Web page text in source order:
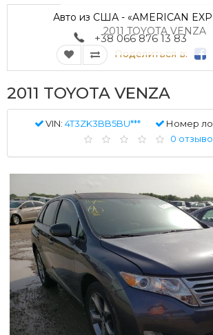
+38 066 876 13 83
Авто из США - «AMERICAN
2011 TOYOTA VENZA
Поделиться в:
2011 TOYOTA VENZA
VIN: 4T3ZK3BB5BU*** Номер
0